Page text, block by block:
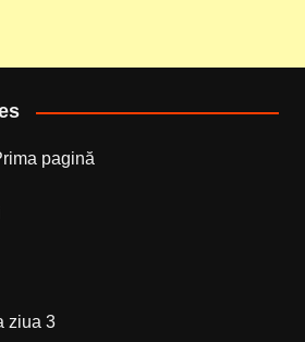
pagină
ziua 3